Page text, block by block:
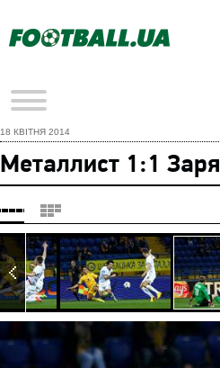
18 КВІТНЯ 2014
Металлист 1:1 Заря